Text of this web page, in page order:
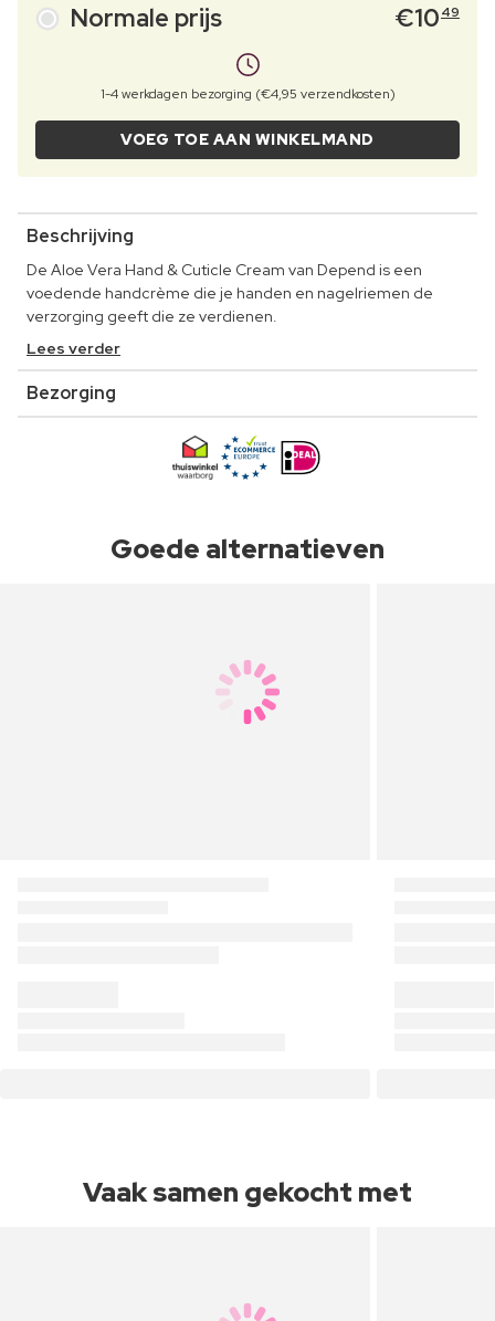
Normale prijs €10 49
1-4 werkdagen bezorging (€4,95 verzendkosten)
VOEG TOE AAN WINKELMAND
Beschrijving
De Aloe Vera Hand & Cuticle Cream van Depend is een
voedende handcrème die je handen en nagelriemen de
verzorging geeft die ze verdienen.
Lees verder
Bezorging
Goede alternatieven
Vaak samen gekocht met